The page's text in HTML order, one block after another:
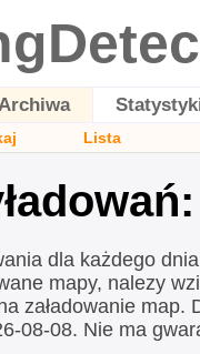
Lista
dla każdego
mapy, nalezy
załadowanie map.
08-08. Nie ma